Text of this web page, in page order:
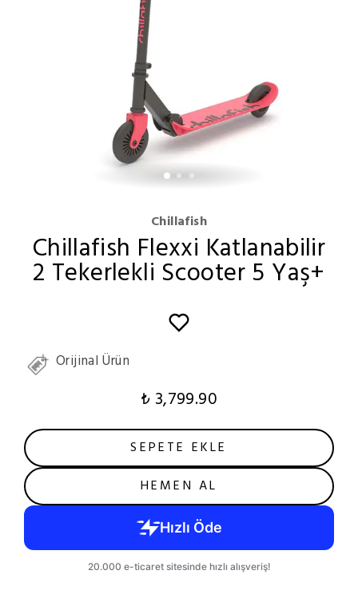
Chillafish
Chillafish Flexxi Katlanabilir
2 Tekerlekli Scooter 5 Yaş+
Orijinal Ürün
₺ 3,799.90
SEPETE EKLE
HEMEN AL